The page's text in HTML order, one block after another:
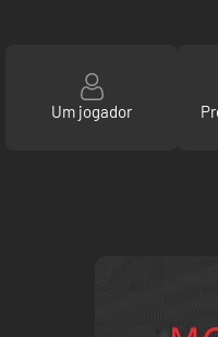
Um jogador